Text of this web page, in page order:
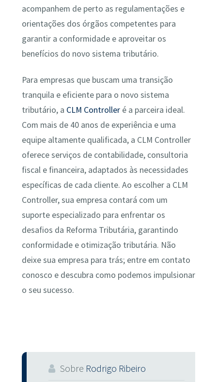
acompanhem de perto as regulamentações e
orientações dos órgãos competentes para
garantir a conformidade e aproveitar os
benefícios do novo sistema tributário.
Para empresas que buscam uma transição
tranquila e eficiente para o novo sistema
tributário, a CLM Controlleré a parceira ideal.
Com mais de 40 anos de experiência e uma
equipe altamente qualificada, a CLM Controller
oferece serviços de contabilidade, consultoria
fiscal e financeira, adaptados às necessidades
específicas de cada cliente. Ao escolher a CLM
Controller, sua empresa contará com um
suporte especializado para enfrentar os
desafios da Reforma Tributária, garantindo
conformidade e otimização tributária. Não
deixe sua empresa para trás; entre em contato
conosco e descubra como podemos impulsionar
o seu sucesso.
Sobre Rodrigo Ribeiro